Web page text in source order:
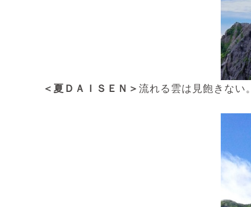
＜夏ＤＡＩＳＥＮ＞流れる雲は見飽きない